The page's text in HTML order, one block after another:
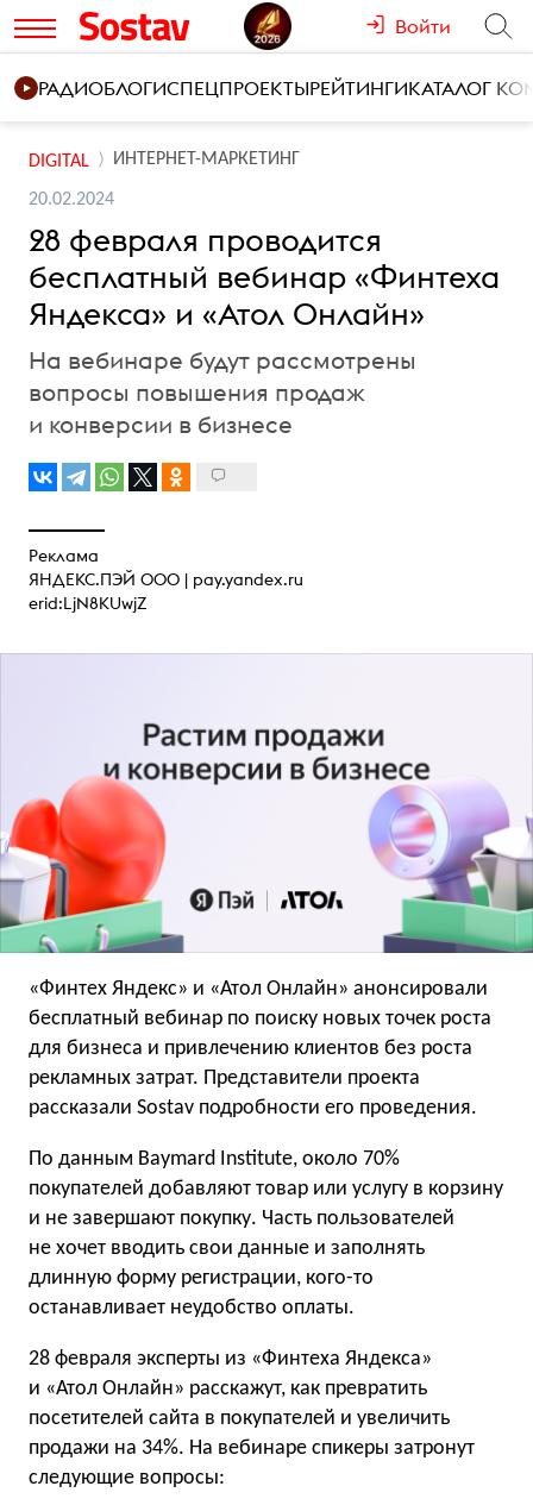
Войти
РАДИОБЛОГИСПЕЦПРОЕКТЫРЕЙТИНГИКАТАЛОГ
DIGITAL ИНТЕРНЕТ-МАРКЕТИНГ
20.02.2024
28 февраля проводится
бесплатный вебинар «Финтеха
Яндекса» и «Атол Онлайн»
На вебинаре будут рассмотрены
вопросы повышения продаж
и конверсии в бизнесе
Реклама
ЯНДЕКС.ПЭЙ ООО | pay.yandex.ru
erid:LjN8KUwjZ
«Финтех Яндекс» и «Атол Онлайн» анонсировали
бесплатный вебинар по поиску новых точек роста
для бизнеса и привлечению клиентов без роста
рекламных затрат. Представители проекта
рассказали Sostav подробности его проведения.
По данным Baymard Institute, около 70%
покупателей добавляют товар или услугу в корзину
и не завершают покупку. Часть пользователей
не хочет вводить свои данные и заполнять
длинную форму регистрации, кого-то
останавливает неудобство оплаты.
28 февраля эксперты из «Финтеха Яндекса»
и «Атол Онлайн» расскажут, как превратить
посетителей сайта в покупателей и увеличить
продажи на 34%. На вебинаре спикеры затронут
следующие вопросы: